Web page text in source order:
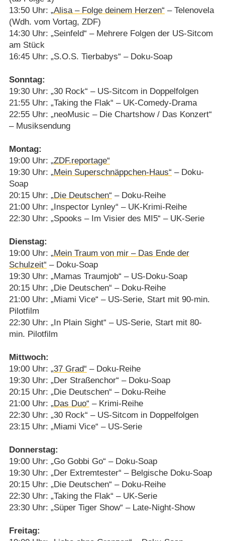
13:50 Uhr: „Alisa – Folge deinem Herzen“ – Telenovela
(Wdh. vom Vortag, ZDF)
14:30 Uhr: „Seinfeld“ – Mehrere Folgen der US-Sitcom
am Stück
16:45 Uhr: „S.O.S. Tierbabys“ – Doku-Soap
Sonntag:
19:30 Uhr: „30 Rock“ – US-Sitcom in Doppelfolgen
21:55 Uhr: „Taking the Flak“ – UK-Comedy-Drama
22:55 Uhr: „neoMusic – Die Chartshow /​ Das Konzert“
– Musiksendung
Montag:
19:00 Uhr: „ZDF.reportage“
19:30 Uhr: „Mein Superschnäppchen-Haus“ – Doku-
Soap
20:15 Uhr: „Die Deutschen“ – Doku-Reihe
21:00 Uhr: „Inspector Lynley“ – UK-Krimi-Reihe
22:30 Uhr: „Spooks – Im Visier des MI5“ – UK-Serie
Dienstag:
19:00 Uhr: „Mein Traum von mir – Das Ende der
Schulzeit“ – Doku-Soap
19:30 Uhr: „Mamas Traumjob“ – US-Doku-Soap
20:15 Uhr: „Die Deutschen“ – Doku-Reihe
21:00 Uhr: „Miami Vice“ – US-Serie, Start mit 90-min.
Pilotfilm
22:30 Uhr: „In Plain Sight“ – US-Serie, Start mit 80-
min. Pilotfilm
Mittwoch:
19:00 Uhr: „37 Grad“ – Doku-Reihe
19:30 Uhr: „Der Straßenchor“ – Doku-Soap
20:15 Uhr: „Die Deutschen“ – Doku-Reihe
21:00 Uhr: „Das Duo“ – Krimi-Reihe
22:30 Uhr: „30 Rock“ – US-Sitcom in Doppelfolgen
23:15 Uhr: „Miami Vice“ – US-Serie
Donnerstag:
19:00 Uhr: „Go Gobbi Go“ – Doku-Soap
19:30 Uhr: „Der Extremtester“ – Belgische Doku-Soap
20:15 Uhr: „Die Deutschen“ – Doku-Reihe
22:30 Uhr: „Taking the Flak“ – UK-Serie
23:30 Uhr: „Süper Tiger Show“ – Late-Night-Show
Freitag: